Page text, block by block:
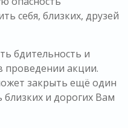
себя, близких, друзей
бдительность и
проведении акции.
закрыть ещё один
и дорогих Вам